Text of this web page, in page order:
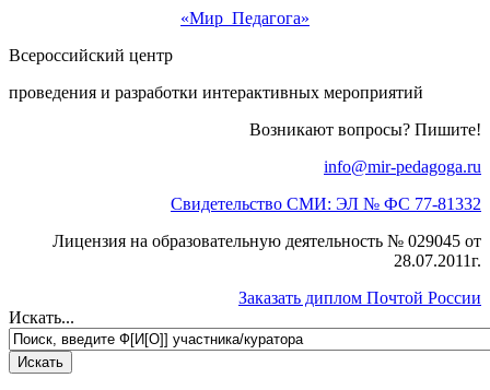
«Мир Педагога»
Всероссийский центр
проведения и разработки интерактивных мероприятий
Возникают вопросы? Пишите!
info@mir-pedagoga.ru
Свидетельство СМИ: ЭЛ № ФС 77-81332
Лицензия на образовательную деятельность № 029045 от
28.07.2011г.
Заказать диплом Почтой России
Искать...